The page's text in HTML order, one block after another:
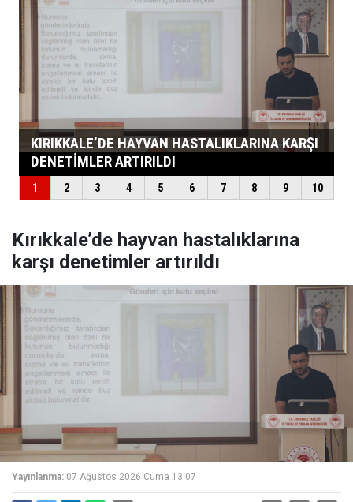
Kırıkkale’de hayvan hastalıklarına
karşı denetimler artırıldı
Yayınlanma: 07 Ağustos 2026 Cuma 13:07